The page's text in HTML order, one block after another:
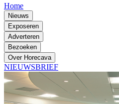
Home
Nieuws
Exposeren
Adverteren
Bezoeken
Over Horecava
NIEUWSBRIEF